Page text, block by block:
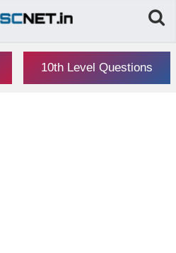
10th Level Questions